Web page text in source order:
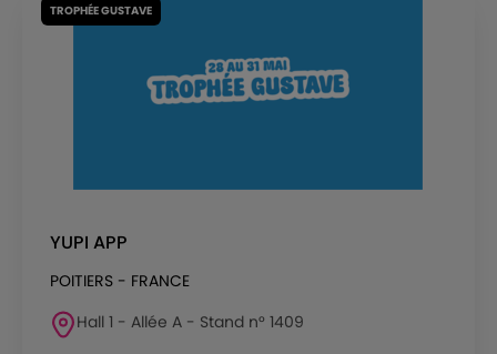
TROPHÉE GUSTAVE
YUPI APP
POITIERS - FRANCE
Hall 1 - Allée A - Stand n° 1409